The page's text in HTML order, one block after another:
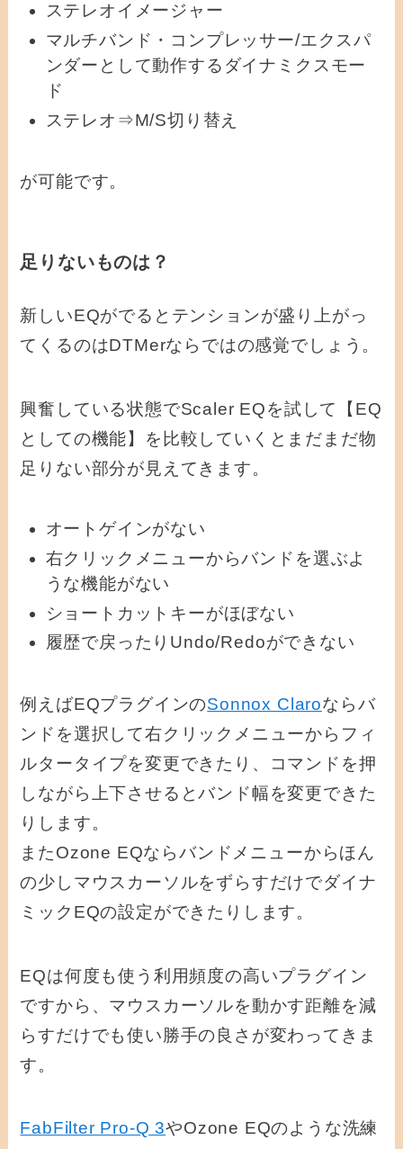
ステレオイメージャー
マルチバンド・コンプレッサー/エクスパ
ンダーとして動作するダイナミクスモー
ド
ステレオ⇒M/S切り替え
が可能です。
足りないものは？
新しいEQがでるとテンションが盛り上がっ
てくるのはDTMerならではの感覚でしょう。
興奮している状態でScaler EQを試して【EQ
としての機能】を比較していくとまだまだ物
足りない部分が見えてきます。
オートゲインがない
右クリックメニューからバンドを選ぶよ
うな機能がない
ショートカットキーがほぼない
履歴で戻ったりUndo/Redoができない
例えばEQプラグインのSonnox Claroならバ
ンドを選択して右クリックメニューからフィ
ルタータイプを変更できたり、コマンドを押
しながら上下させるとバンド幅を変更できた
りします。
またOzone EQならバンドメニューからほん
の少しマウスカーソルをずらすだけでダイナ
ミックEQの設定ができたりします。
EQは何度も使う利用頻度の高いプラグイン
ですから、マウスカーソルを動かす距離を減
らすだけでも使い勝手の良さが変わってきま
す。
FabFilter Pro-Q 3やOzone EQのような洗練